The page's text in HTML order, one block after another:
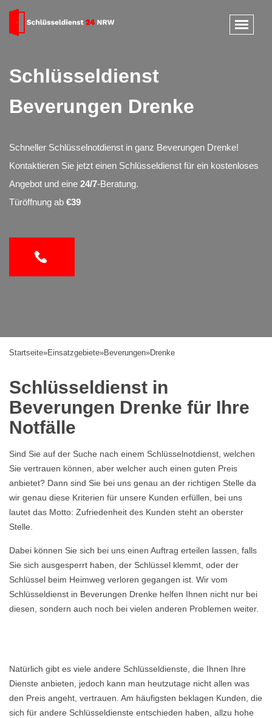
Schlüsseldienst
Beverungen Drenke
Schneller Schlüsselnotdienst in ganz Beverungen Drenke!
Kontaktieren Sie jetzt einen Schlüsseldienst für ein kostenloses
Angebot und eine 24/7-Beratung.
Türöffnung ab €39
Startseite»Einsatzgebiete»Beverungen»Drenke
Schlüsseldienst in
Beverungen Drenke für Ihre
Notfälle
Sind Sie auf der Suche nach einem Schlüsselnotdienst, welchen
Sie vertrauen können, aber welcher auch einen guten Preis
anbietet? Dann sind Sie bei uns genau an der richtigen Stelle da
wir genau diese Kriterien für unsere Kunden erfüllen, bei uns
lautet das Motto: Zufriedenheit des Kunden steht an oberster
Stelle.
Dabei können Sie sich bei uns einen Auftrag erteilen lassen, falls
Sie sich ausgesperrt haben, der Schlüssel klemmt, oder der
Schlüssel beim Heimweg verloren gegangen ist. Wir vom
Schlüsseldienst in Beverungen Drenke helfen Ihnen nicht nur bei
diesen, sondern auch noch bei vielen anderen Problemen weiter.
Natürlich gibt es viele andere Schlüsseldienste, die Ihnen Ihre
Dienste anbieten, jedoch kann man heutzutage nicht allen was
den Preis angeht, vertrauen. Am häufigsten beklagen Kunden, die
sich für andere Schlüsseldienste entschieden haben, allzu hohe